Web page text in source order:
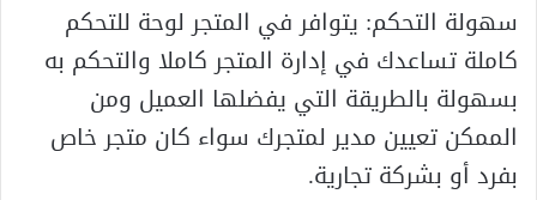
سهولة التحكم: يتوافر في المتجر لوحة للتحكم
كاملة تساعدك في إدارة المتجر كاملا والتحكم به
بسهولة بالطريقة التي يفضلها العميل ومن
الممكن تعيين مدير لمتجرك سواء كان متجر خاص
بفرد أو بشركة تجارية.